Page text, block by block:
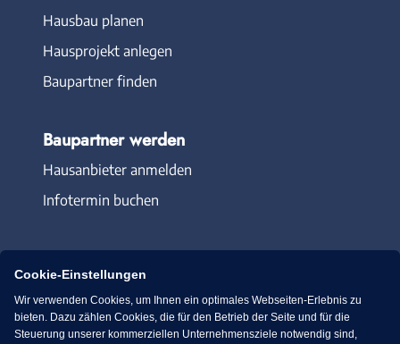
Hausbau planen
Hausprojekt anlegen
Baupartner finden
Baupartner werden
Hausanbieter anmelden
Infotermin buchen
Immowelt.de Bauen.de
Cookie-Einstellungen
Wir verwenden Cookies, um Ihnen ein optimales Webseiten-Erlebnis zu
bieten. Dazu zählen Cookies, die für den Betrieb der Seite und für die
Steuerung unserer kommerziellen Unternehmensziele notwendig sind,